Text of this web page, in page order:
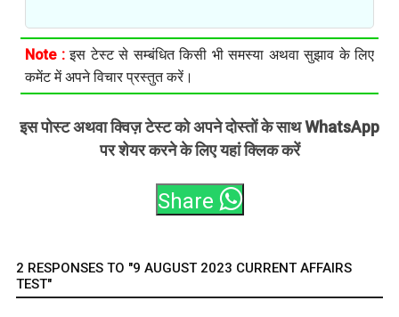
Note :इस टेस्ट से सम्बंधित किसी भी समस्या अथवा सुझाव के लिए
कमेंट में अपने विचार प्रस्तुत करें।
इस पोस्ट अथवा क्विज़ टेस्ट को अपने दोस्तों के साथ WhatsApp
पर शेयर करने के लिए यहां क्लिक करें
Share
2 RESPONSES TO "9 AUGUST 2023 CURRENT AFFAIRS
TEST"